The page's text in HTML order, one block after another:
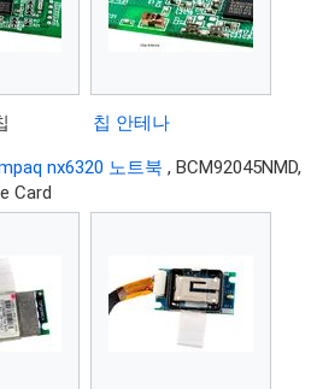
칩 안테나
nx6320 노트북 , BCM92045NMD,
Card